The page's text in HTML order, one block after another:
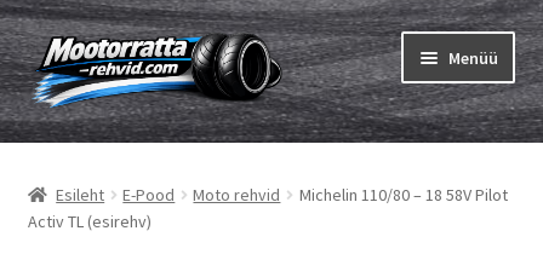
Liigu
navigeerimisele
Liigu
sisu
juurde
Menüü
Rehvid
Ava
Sisekumm
Ava
Esileht E-Pood Moto rehvid
Michelin 110/80 – 18 58V Pilot
Activ TL (esirehv)